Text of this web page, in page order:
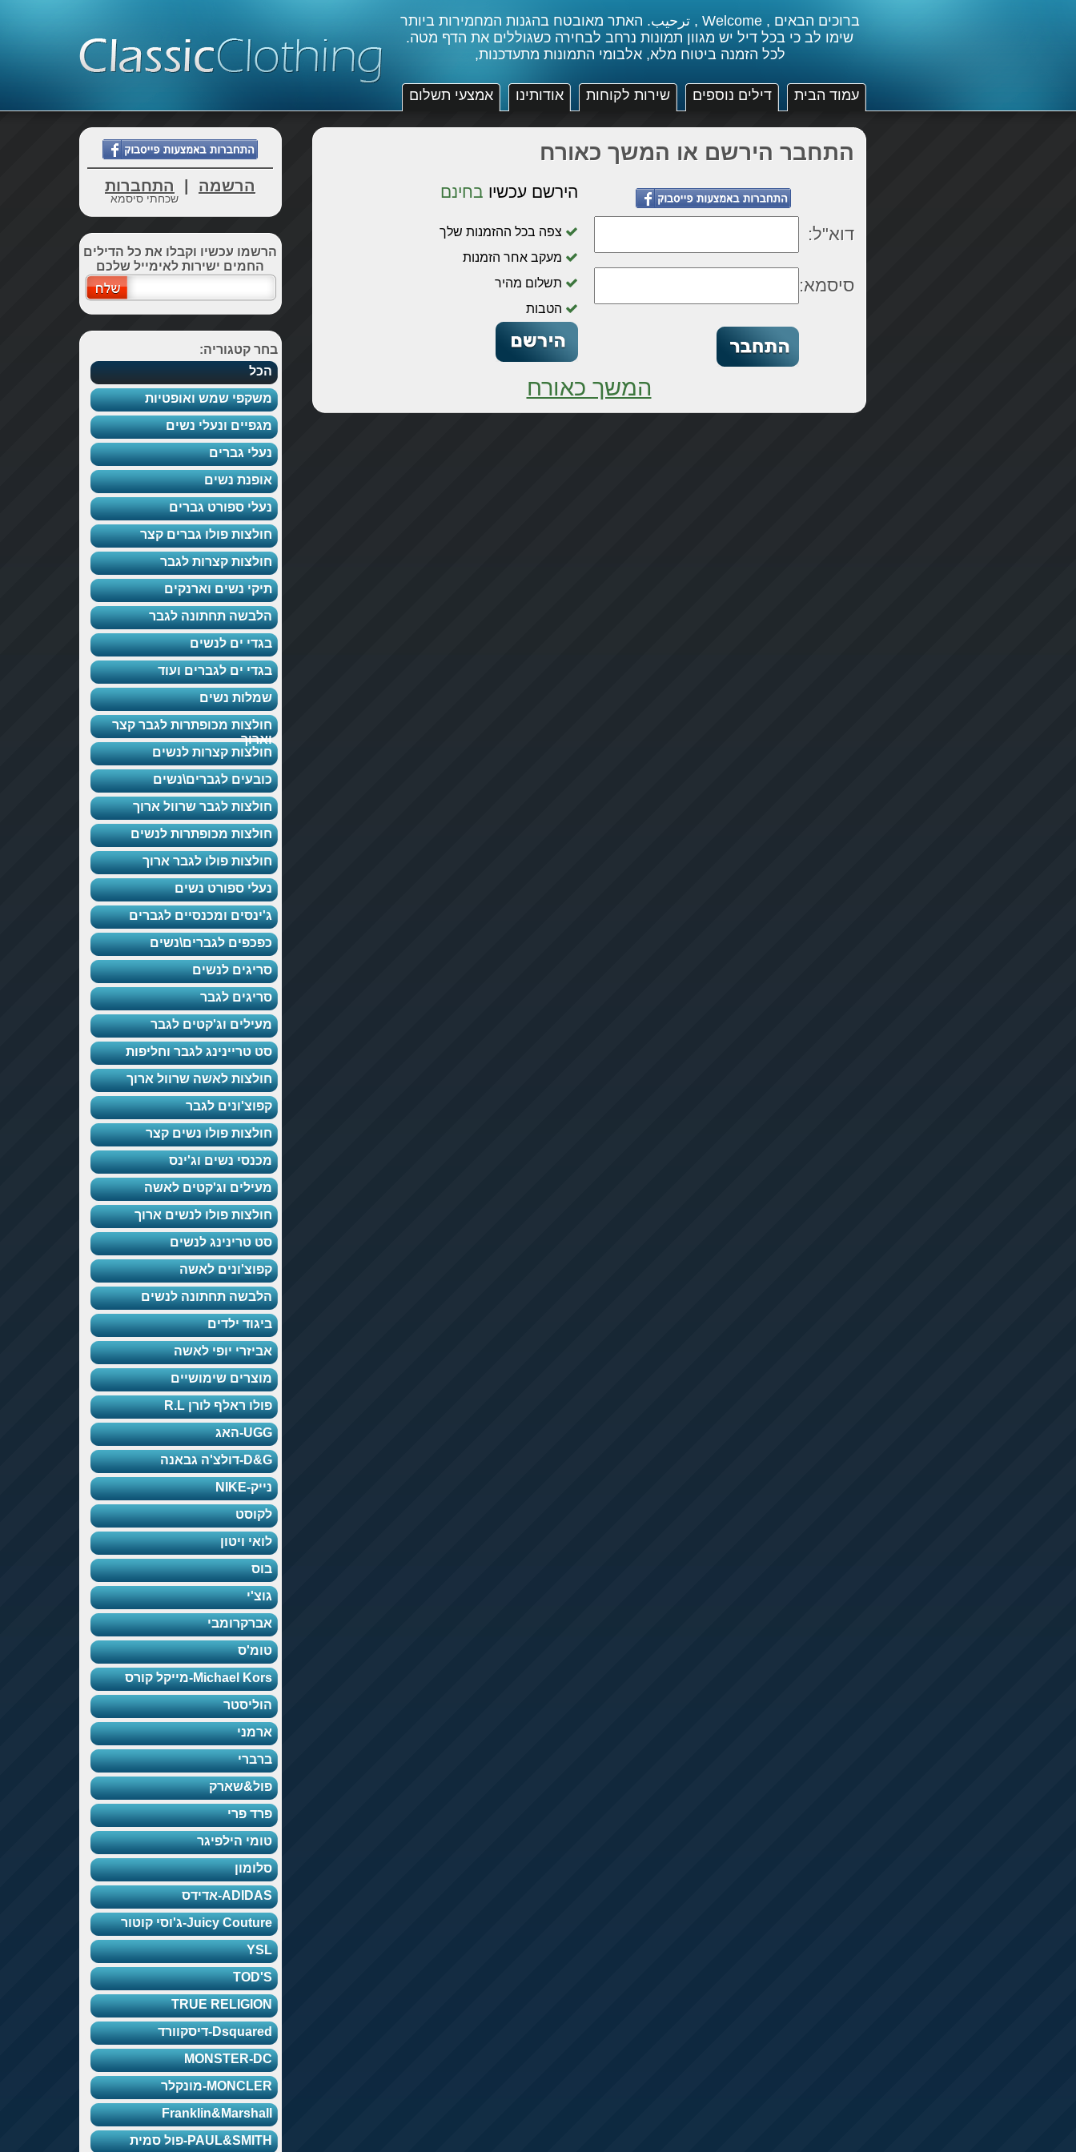
ברוכים הבאים , Welcome , ترحيب. האתר מאובטח בהגנות המחמירות ביותר
שימו לב כי בכל דיל יש מגוון תמונות נרחב לבחירה כשגוללים את הדף מטה.
לכל הזמנה ביטוח מלא, אלבומי התמונות מתעדכנות,
עמוד הבית דילים נוספים שירות לקוחות אודותינו אמצעי תשלום
התחבר הירשם או המשך כאורח
דוא"ל:
סיסמא:
הירשם עכשיו בחינם
צפה בכל ההזמנות שלך
מעקב אחר הזמנות
תשלום מהיר
הטבות
המשך כאורח
הרשמה התחברות
שכחתי סיסמא
הרשמו עכשיו וקבלו את כל הדילים
החמים ישירות לאימייל שלכם
בחר קטגוריה:
הכל
משקפי שמש ואופטיות
מגפיים ונעלי נשים
נעלי גברים
אופנת נשים
נעלי ספורט גברים
חולצות פולו גברים קצר
חולצות קצרות לגבר
תיקי נשים וארנקים
הלבשה תחתונה לגבר
בגדי ים לנשים
בגדי ים לגברים ועוד
שמלות נשים
חולצות מכופתרות לגבר קצר
וארוך
חולצות קצרות לנשים
כובעים לגברים\נשים
חולצות לגבר שרוול ארוך
חולצות מכופתרות לנשים
חולצות פולו לגבר ארוך
נעלי ספורט נשים
ג'ינסים ומכנסיים לגברים
כפכפים לגברים\נשים
סריגים לנשים
סריגים לגבר
מעילים וג'קטים לגבר
סט טריינינג לגבר וחליפות
חולצות לאשה שרוול ארוך
קפוצ'ונים לגבר
חולצות פולו נשים קצר
מכנסי נשים וג'ינס
מעילים וג'קטים לאשה
חולצות פולו לנשים ארוך
סט טרינינג לנשים
קפוצ'ונים לאשה
הלבשה תחתונה לנשים
ביגוד ילדים
אביזרי יופי לאשה
מוצרים שימושיים
פולו ראלף לורן R.L
UGG-האג
D&G-דולצ'ה גבאנה
נייק-NIKE
לקוסט
לואי ויטון
בוס
גוצ'י
אברקרומבי
טומ'ס
Michael Kors-מייקל קורס
הוליסטר
ארמני
ברברי
פול&שארק
פרד פרי
טומי הילפיגר
סלומון
ADIDAS-אדידס
Juicy Couture-ג'וסי קוטור
YSL
TOD'S
TRUE RELIGION
Dsquared-דיסקוורד
MONSTER-DC
MONCLER-מונקלר
Franklin&Marshall
PAUL&SMITH-פול סמית